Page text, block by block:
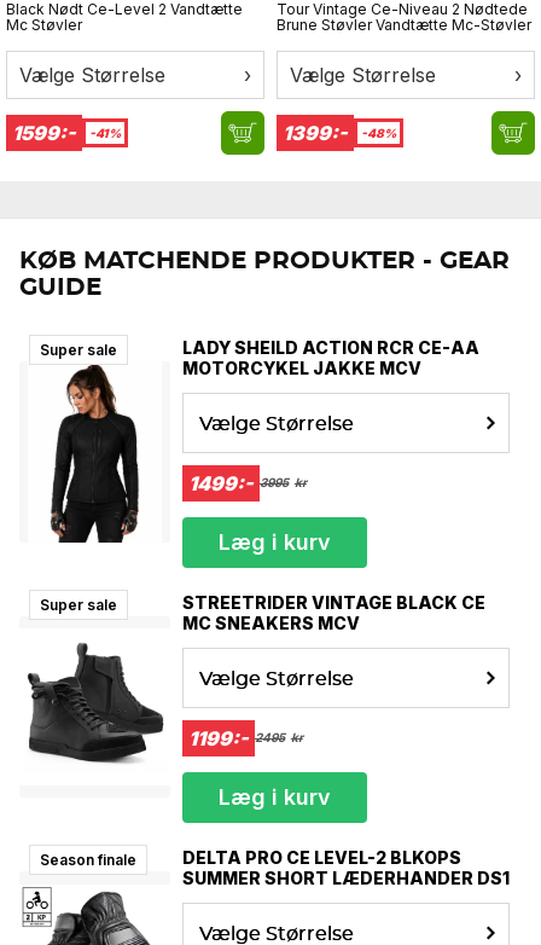
Black Nødt Ce-Level 2 Vandtætte
Mc Støvler
Vælge Størrelse ›
1599:- -41%
Tour Vintage Ce-Niveau 2 Nødtede
Brune Støvler Vandtætte Mc-Støvler
Vælge Størrelse ›
1399:- -48%
KØB MATCHENDE PRODUKTER - GEAR
GUIDE
Super sale
LADY SHEILD ACTION RCR CE-AA
MOTORCYKEL JAKKE MCV
Vælge Størrelse
1499:- 3995 kr
Læg i kurv
Super sale
STREETRIDER VINTAGE BLACK CE
MC SNEAKERS MCV
Vælge Størrelse
1199:- 2495 kr
Læg i kurv
Season finale
DELTA PRO CE LEVEL-2 BLKOPS
SUMMER SHORT LÆDERHANDER DS1
Vælge Størrelse